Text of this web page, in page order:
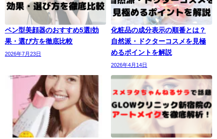
ペン型美顔器のおすすめ5選|効
果・選び方を徹底比較
2026年7月23日
化粧品の成分表示の順番とは？
自然派・ドクターコスメを見極
めるポイントを解説
2026年4月14日